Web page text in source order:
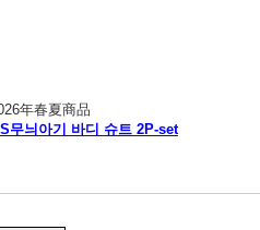
年春夏商品
무늬아기 바디 슈트 2P-set